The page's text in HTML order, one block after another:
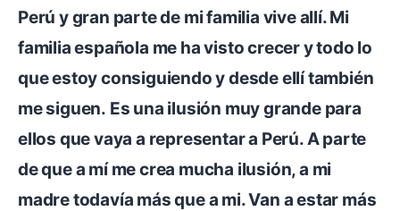
Perú y gran parte de mi familia vive allí. Mi
familia española me ha visto crecer y todo lo
que estoy consiguiendo y desde ellí también
me siguen. Es una ilusión muy grande para
ellos que vaya a representar a Perú. A parte
de que a mí me crea mucha ilusión, a mi
madre todavía más que a mi. Van a estar más